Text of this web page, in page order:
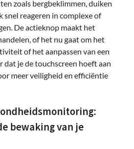
zoals bergbeklimmen, duiken
snel reageren in complexe of
De actieknop maakt het
of het nu gaat om het
of het aanpassen van een
dat je de touchscreen hoeft aan
meer veiligheid en efficiëntie
bewaking van je